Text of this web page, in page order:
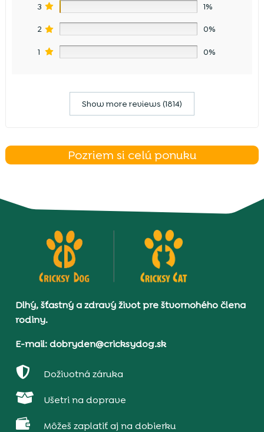
3 1%
2 0%
1 0%
Show more reviews (1814)
Pozriem si celú ponuku
Dlhý, šťastný a zdravý život pre štvornohého člena
rodiny.
E-mail: dobryden@cricksydog.sk
 Doživotná záruka
 Ušetri na doprave
 Môžeš zaplatiť aj na dobierku